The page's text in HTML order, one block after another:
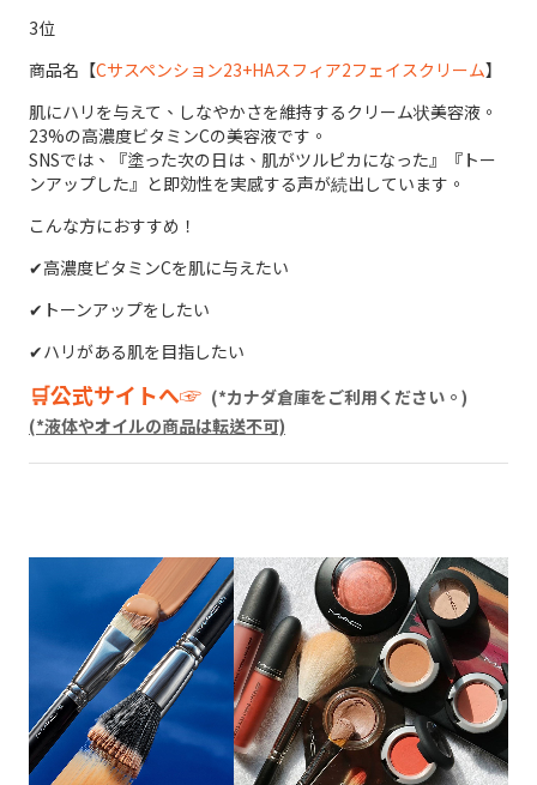
3位
商品名【Cサスペンション23+HAスフィア2フェイスクリーム】
肌にハリを与えて、しなやかさを維持するクリーム状美容液。
23%の高濃度ビタミンCの美容液です。
SNSでは、『塗った次の日は、肌がツルピカになった』『トー
ンアップした』と即効性を実感する声が続出しています。
こんな方におすすめ！
✔︎高濃度ビタミンCを肌に与えたい
✔︎トーンアップをしたい
✔︎ハリがある肌を目指したい
🛒公式サイトへ☞ (*カナダ倉庫をご利用ください。)
(*液体やオイルの商品は転送不可)